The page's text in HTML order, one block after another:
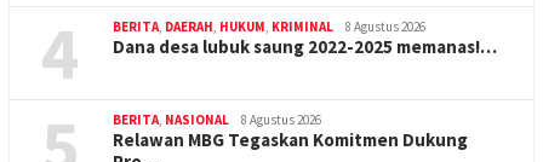
4 BERITA DAERAH HUKUM KRIMINAL 8 Agustus 2026
Dana desa lubuk saung 2022-2025 memanas!…
BERITA NASIONAL 8 Agustus 2026
Relawan MBG Tegaskan Komitmen Dukung